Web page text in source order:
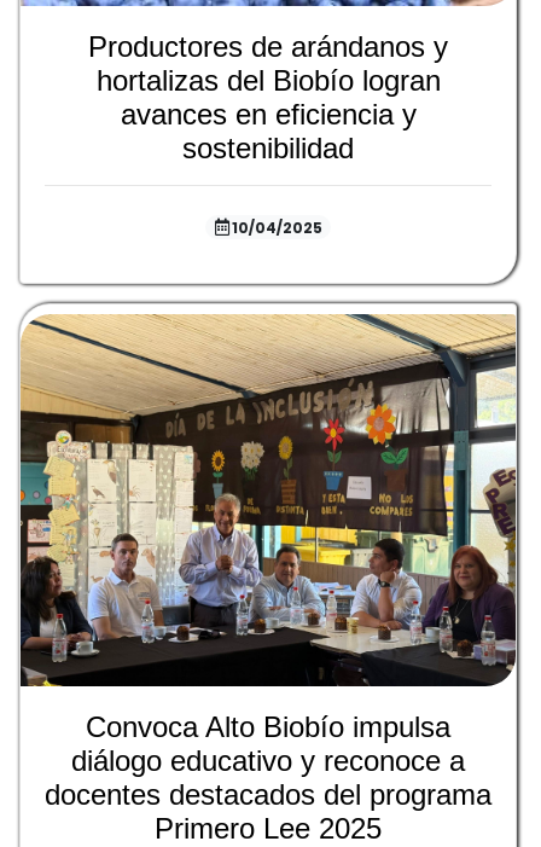
Productores de arándanos y
hortalizas del Biobío logran
avances en eficiencia y
sostenibilidad
10/04/2025
Convoca Alto Biobío impulsa
diálogo educativo y reconoce a
docentes destacados del programa
Primero Lee 2025